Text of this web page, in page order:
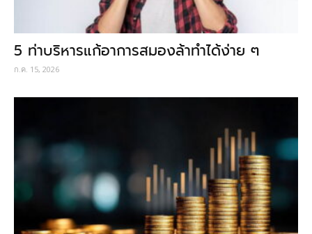
5 ท่าบริหารแก้อาการสมองล้าทำได้ง่าย ๆ
ก.ค. 15, 2026